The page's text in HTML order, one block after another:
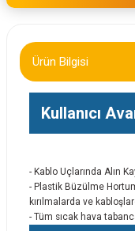
Ürün Bilgisi
Kullanıcı
- Kablo Uçlarında Alın
- Plastik Büzülme
kırılmalarda ve
- Tüm sıcak hava